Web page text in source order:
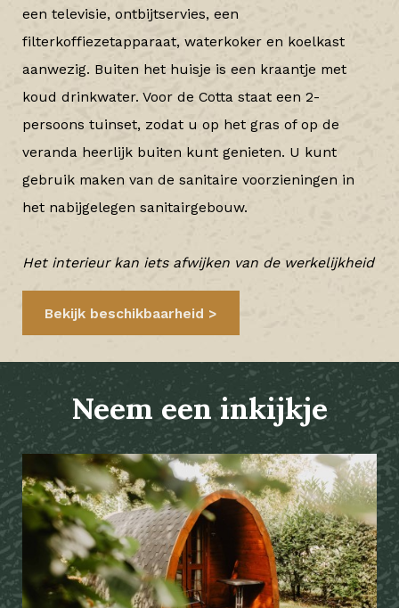
een televisie, ontbijtservies, een
filterkoffiezetapparaat, waterkoker en koelkast
aanwezig. Buiten het huisje is een kraantje met
koud drinkwater. Voor de Cotta staat een 2-
persoons tuinset, zodat u op het gras of op de
veranda heerlijk buiten kunt genieten. U kunt
gebruik maken van de sanitaire voorzieningen in
het nabijgelegen sanitairgebouw.
Het interieur kan iets afwijken van de werkelijkheid
Bekijk beschikbaarheid
Neem een inkijkje